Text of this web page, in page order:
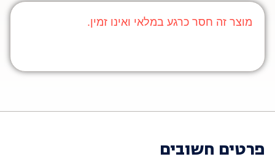
מוצר זה חסר כרגע במלאי ואינו זמין.
פרטים חשובים